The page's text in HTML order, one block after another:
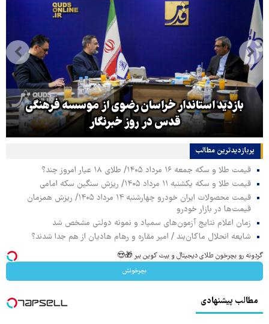
بازدید استاندار خراسان رضوی از موسسه فرهنگی
قدس در روز خبرنگار
پربازدیدترین‌ مطالب
قیمت طلا و سکه جمعه ۱۶ مرداد ۱۴۰۵/ طلای ۱۸ عیار امروز چند؟
قیمت طلا و سکه یکشنبه ۱۱ مرداد ۱۴۰۵/ ریزش سنگین سکه امامی
قیمت محصولات ایران خودرو چهارشنبه ۱۴ مرداد ۱۴۰۵/ ریزش همزمان
قیمت‌ها در بازار خودرو
زمان اعلام نتایج آزمون‌های سمپاد و نمونه دولتی مشخص شد
شایعه انحلال ماکان‌بند / امیر مقاره و رهام هادیان از هم جدا شدند؟
گردونه رو بچرخون طلای دیجیتال و بیت کوین ببر 🎁😍
بچرخونش
مطالب پیشنهادی